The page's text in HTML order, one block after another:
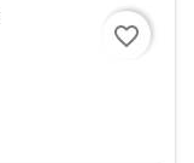
favorite_border